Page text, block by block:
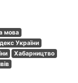
мова
України
Хабарництво